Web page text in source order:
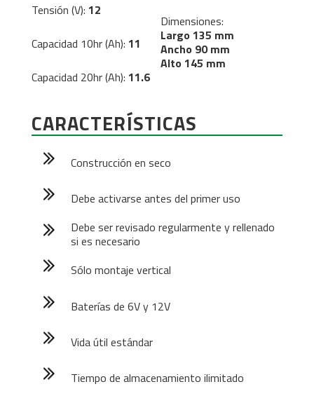
Tensión (V): 12
Capacidad 10hr (Ah): 11
Capacidad 20hr (Ah): 11.6
Dimensiones:
Largo 135 mm
Ancho 90 mm
Alto 145 mm
CARACTERÍSTICAS
Construcción en seco
Debe activarse antes del primer uso
Debe ser revisado regularmente y rellenado
si es necesario
Sólo montaje vertical
Baterías de 6V y 12V
Vida útil estándar
Tiempo de almacenamiento ilimitado